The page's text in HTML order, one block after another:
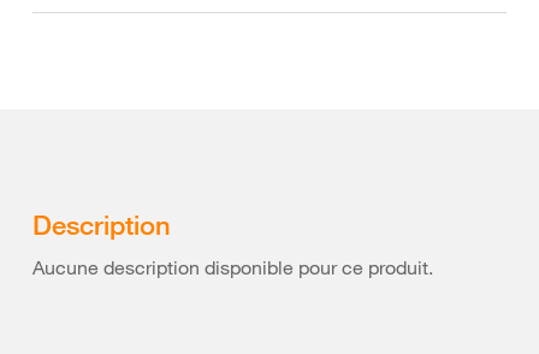
Description
Aucune description disponible pour ce produit.